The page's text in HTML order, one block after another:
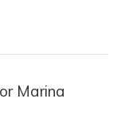
Marina